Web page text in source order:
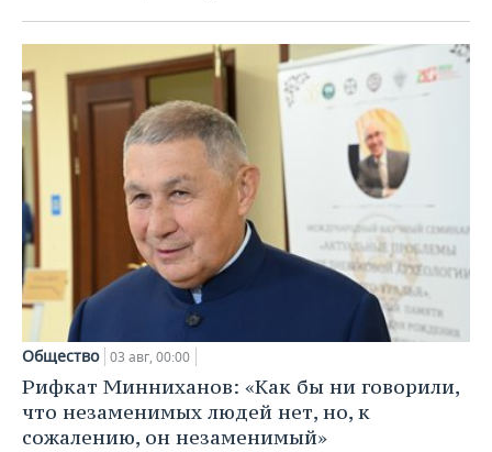
Общество 03 авг, 00:00
Рифкат Минниханов: «Как бы ни говорили,
что незаменимых людей нет, но, к
сожалению, он незаменимый»